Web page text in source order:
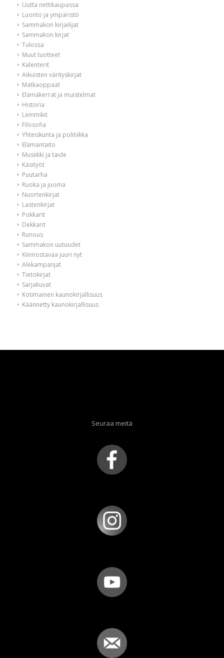
Uutta nettikaupassa
Luonto ja ympäristö
Sammakon kirjailijat
Sammakon kirjat
Tulossa
Muut tuotteet
Kalenterit
Aikuisten värityskirjat
Matkaoppaat
Elämäkerrat ja muistelmat
Historia
Lemmikit
Filosofia
Yhteiskunta ja politiikka
Elämäntaito
Musiikki ja taide
Käsityöt
Puutarha
Ruoka ja juoma
Nuortenkirjat
Lastenkirjat
Pokkarit
Dekkarit
Runous
Sammakon uutuudet
Kiinnostavaa juuri nyt
Alekampanjat
Tietokirjat
Sarjakuvat
Kotimainen kaunokirjallisuus
Käännetty kaunokirjallisuus
Seuraa meitä